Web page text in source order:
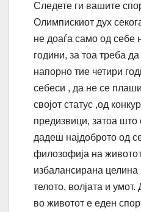
Следете ги вашите
Олимпискиот дух
не доаѓа само од себе
години, за тоа треба
напорно тие четири
себеси , да не се
својот статус ,од
предизвици, затоа што
дадеш најдоброто од
филозофија на
избалансирана целина
телото, волјата и
во животот е еден